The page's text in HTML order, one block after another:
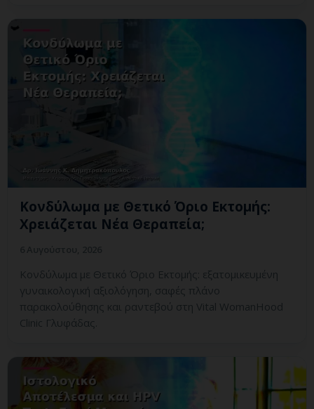
Κονδύλωμα με Θετικό Όριο Εκτομής:
Χρειάζεται Νέα Θεραπεία;
Κονδύλωμα με Θετικό Όριο Εκτομής: εξατομικευμένη
γυναικολογική αξιολόγηση, σαφές πλάνο
παρακολούθησης και ραντεβού στη Vital WomanHood
Clinic Γλυφάδας.